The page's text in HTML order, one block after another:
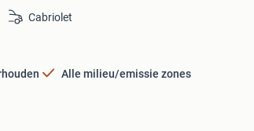
Cabriolet
Alle milieu/emissie zones